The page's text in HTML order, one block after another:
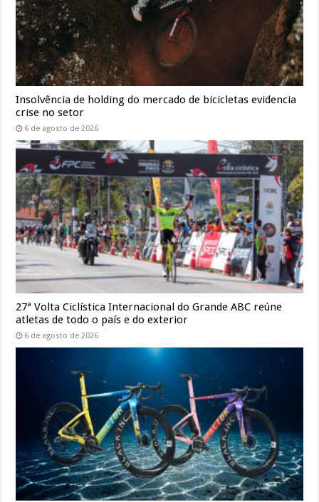
Insolvência de holding do mercado de bicicletas evidencia
crise no setor
6 de agosto de 2026
27ª Volta Ciclística Internacional do Grande ABC reúne
atletas de todo o país e do exterior
6 de agosto de 2026